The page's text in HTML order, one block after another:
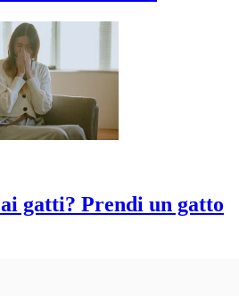
gatti? Prendi un gatto